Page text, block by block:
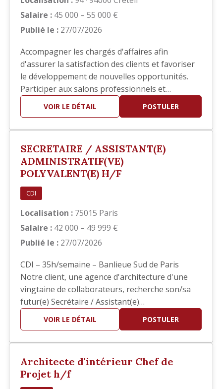
Salaire : 45 000 – 55 000 €
Publié le : 27/07/2026
Accompagner les chargés d'affaires afin
d'assurer la satisfaction des clients et favoriser
le développement de nouvelles opportunités.
Participer aux salons professionnels et
développer votre réseau. Piloter les réponses
aux appels d'offres en collaboration avec les
Identifier de nouve…
VOIR LE DÉTAIL POSTULER
SECRETAIRE / ASSISTANT(E)
ADMINISTRATIF(VE)
POLYVALENT(E) H/F
CDI
Localisation : 75015 Paris
Salaire : 42 000 – 49 999 €
Publié le : 27/07/2026
CDI – 35h/semaine – Banlieue Sud de Paris
Notre client, une agence d'architecture d'une
vingtaine de collaborateurs, recherche son/sa
futur(e) Secrétaire / Assistant(e)
Administratif(ve) Polyvalent(e) afin
d'accompagner la direction dans la gestion
l'autonomie et le sens du service sont e…
VOIR LE DÉTAIL POSTULER
Architecte d'intérieur Chef de
Projet h/f